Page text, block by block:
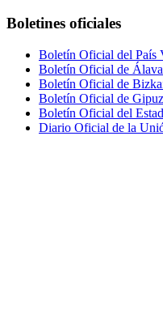
Boletines oficiales
Boletín Oficial del País
Boletín Oficial de Álava
Boletín Oficial de
Boletín Oficial de
Boletín Oficial del
Diario Oficial de la